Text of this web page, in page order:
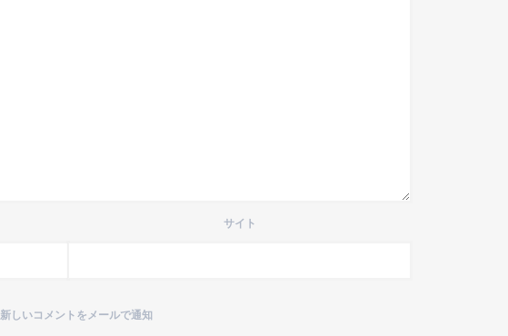
サイト
新しいコメントをメールで通知